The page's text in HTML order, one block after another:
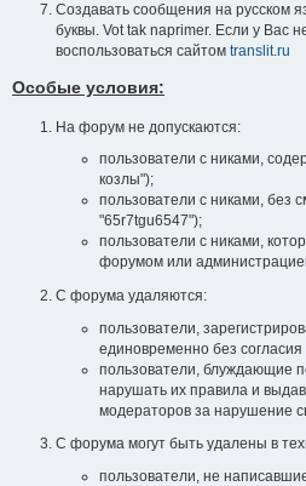
Создавать сообщения на русском
буквы. Vot tak naprimer. Если у Вас
воспользоваться сайтом translit.ru
Особые условия:
На форум не допускаются:
пользователи с никами,
козлы");
пользователи с никами, без
"65r7tgu6547");
пользователи с никами,
форумом или
С форума удаляются:
пользователи,
единовременно без
пользователи, блуждающие
нарушать их правила и
модераторов за нарушение
С форума могут быть удалены в
пользователи, не